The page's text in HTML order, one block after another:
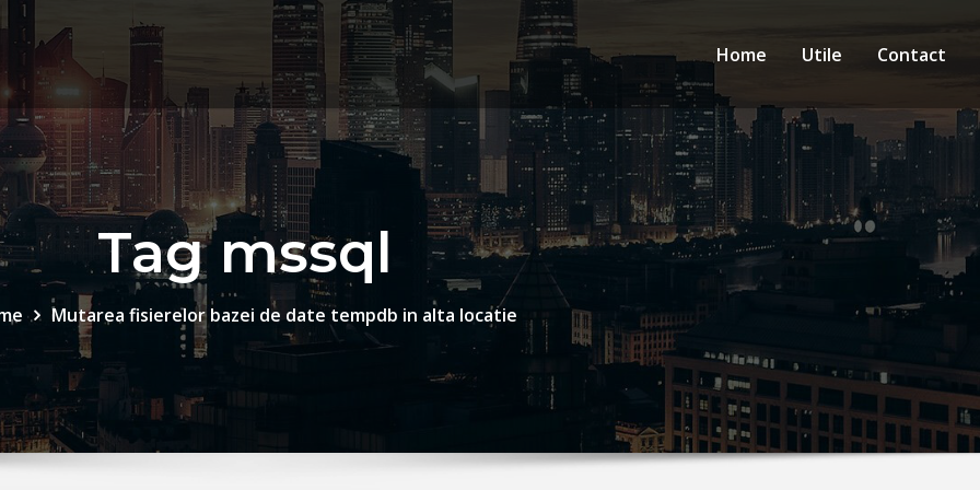
Home Utile Contact
Tag mssql
Mutarea fisierelor bazei de date tempdb in alta locatie